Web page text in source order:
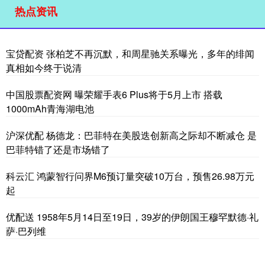
热点资讯
宝贷配资 张柏芝不再沉默，和周星驰关系曝光，多年的绯闻
真相如今终于说清
中国股票配资网 曝荣耀手表6 Plus将于5月上市 搭载
1000mAh青海湖电池
沪深优配 杨德龙：巴菲特在美股迭创新高之际却不断减仓 是
巴菲特错了还是市场错了
科云汇 鸿蒙智行问界M6预订量突破10万台，预售26.98万元
起
优配送 1958年5月14日至19日，39岁的伊朗国王穆罕默德·礼
萨·巴列维